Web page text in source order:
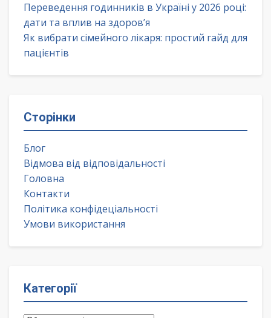
Переведення годинників в Україні у 2026 році:
дати та вплив на здоров’я
Як вибрати сімейного лікаря: простий гайд для
пацієнтів
Сторінки
Блог
Відмова від відповідальності
Головна
Контакти
Політика конфідеціальності
Умови використання
Категорії